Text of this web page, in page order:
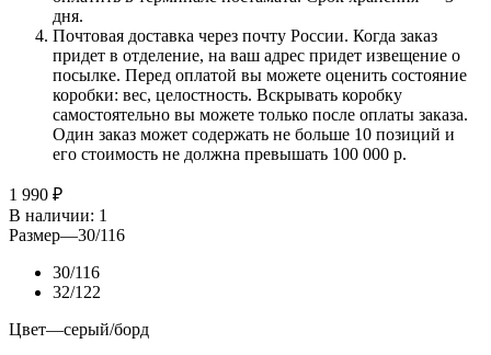
дня.
Почтовая доставка через почту России. Когда заказ
придет в отделение, на ваш адрес придет извещение о
посылке. Перед оплатой вы можете оценить состояние
коробки: вес, целостность. Вскрывать коробку
самостоятельно вы можете только после оплаты заказа.
Один заказ может содержать не больше 10 позиций и
его стоимость не должна превышать 100 000 р.
1 990 ₽
В наличии: 1
Размер—30/116
30/116
32/122
Цвет—серый/борд